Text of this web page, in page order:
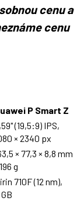
cenu a
cenu
P Smart Z
(19,5:9) IPS,
× 2340 px
× 77,3 × 8,8 mm
g
710F (12 nm),